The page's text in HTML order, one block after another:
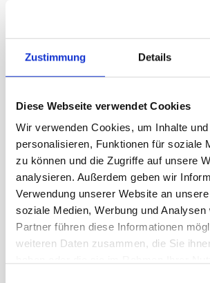
Zustimmung Details
Diese Webseite verwendet Cookies
Wir verwenden Cookies, um Inhalte
personalisieren, Funktionen für soziale
zu können und die Zugriffe auf unsere
analysieren. Außerdem geben wir
Verwendung unserer Website an
soziale Medien, Werbung und Analysen
Partner führen diese Informationen
weiteren Daten zusammen, die Sie
Kantonsfahne mit
geflammtem Rand
Die geflammte Kantonsflagge zeichnet
flammenförmig geschnittenen Rand
wird häufig verwendet für:
Kantonsgebäude und öffentliche
Institutionen
Hotels und Tourismusbetriebe
Restaurants und traditionelle
Gasthäuser
Vereinslokale
Veranstaltungen und regionale Feste